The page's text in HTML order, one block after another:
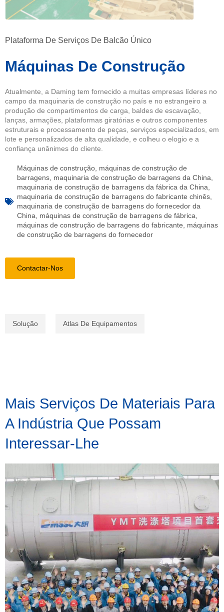
Plataforma De Serviços De Balcão Único
Máquinas De Construção
Atualmente, a Daming tem fornecido a muitas empresas líderes no
campo da maquinaria de construção no país e no estrangeiro a
produção de compartimentos de carga, baldes de escavação,
lanças, armações, plataformas giratórias e outros componentes
estruturais e processamento de peças, serviços especializados, em
lote e personalizados de alta qualidade, e colheu o elogio e a
confiança unânimes do cliente.
Máquinas de construção máquinas de construção de
barragens maquinaria de construção de barragens da China
maquinaria de construção de barragens da fábrica da China
maquinaria de construção de barragens do fabricante chinês
maquinaria de construção de barragens do fornecedor da
China
máquinas de construção de barragens de fábrica
máquinas de construção de barragens do fabricante
máquinas
de construção de barragens do fornecedor
Contactar-Nos
Solução Atlas De Equipamentos
Mais Serviços De Materiais Para
A Indústria Que Possam
Interessar-Lhe